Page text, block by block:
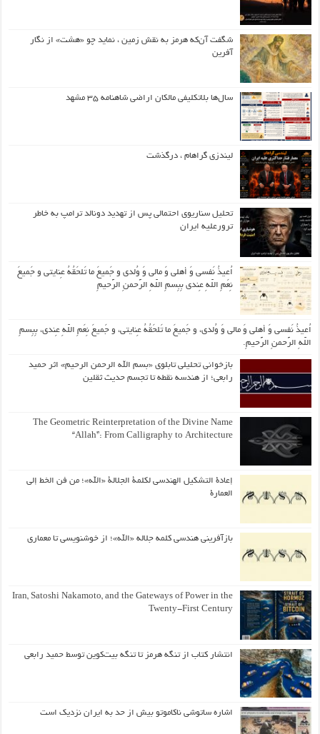
شگفت آن‌که هرمز به نقش زمین ، نماید چو «هشت» از نگار
آفرین
سال‌ها بلاتکلیفی مالکان اراضی شاهنامه ۳۵ مشهد
لیندزی گراهام ، درگذشت
تحلیل سناریوی احتمالی پس از تهدید دونالد ترامپ به خاطر
ترورعلیه ایران
اُعیذُ نَفسی وَ أهلی وَ مالی وَ وُلدی و جَمیعَ ما تَلحَقُهُ عِنایتی و جَمیعَ
نِعَمِ اللّهِ عِندی بِبِسمِ اللّهِ الرَّحمنِ الرَّحیمِ
اُعیذُ نَفسی وَ أهلی وَ مالی وَ وُلدی، و جَمیعَ ما تَلحَقُهُ عِنایتی، و جَمیعَ نِعَمِ اللّهِ عِندی، بِبِسمِ
اللّهِ الرَّحمنِ الرَّحیمِ.
بازخوانی تحلیلی تابلوی «بسم الله الرحمن الرحیم» اثر حمید
رابعی؛ از هندسه نقطه تا تجسم حدیث ثقلین
The Geometric Reinterpretation of the Divine Name
“Allah”: From Calligraphy to Architecture
إعادة التشكيل الهندسي لكلمة الجلالة «الله»؛ من فن الخط إلى
العمارة
بازآفرینی هندسی کلمه جلاله «الله»؛ از خوشنویسی تا معماری
Iran, Satoshi Nakamoto, and the Gateways of Power in the
Twenty-First Century
انتشار کتاب از تنگه هرمز تا تنگه بیت‌کوین توسط حمید رابعی
اشاره ساتوشی ناکاموتو بیش از حد به ایران نزدیک است